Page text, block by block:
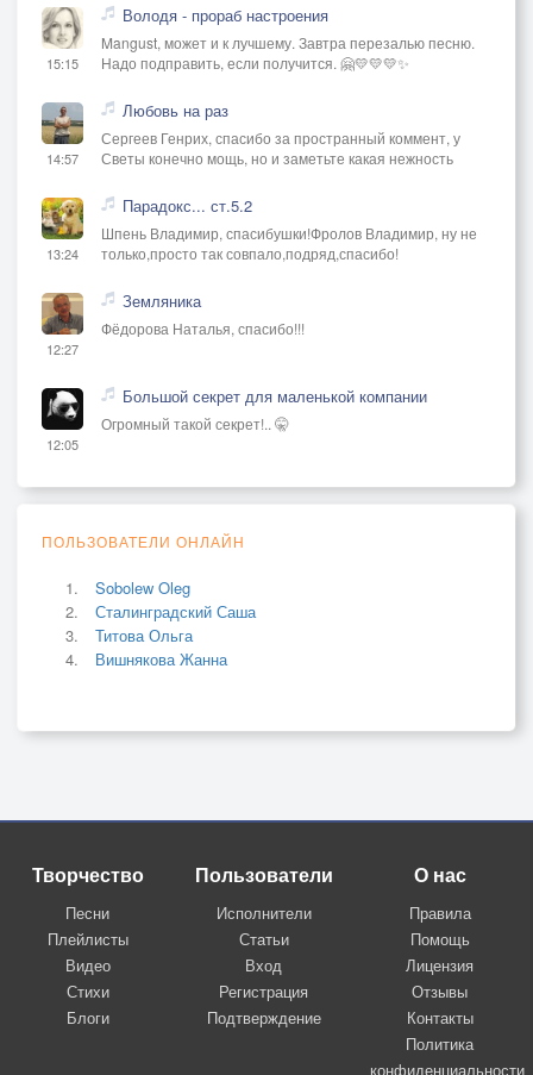
15:15
Володя - прораб настроения
Mangust, может и к лучшему. Завтра перезалью песню.
Надо подправить, если получится. 🤗💛💛💛✨
14:57
Любовь на раз
Сергеев Генрих, спасибо за пространный коммент, у
Светы конечно мощь, но и заметьте какая нежность
13:24
Парадокс... ст.5.2
Шпень Владимир, спасибушки!Фролов Владимир, ну не
только,просто так совпало,подряд,спасибо!
12:27
Земляника
Фёдорова Наталья, спасибо!!!
12:05
Большой секрет для маленькой компании
Огромный такой секрет!.. 🤫
ПОЛЬЗОВАТЕЛИ ОНЛАЙН
Sobolew Oleg
Сталинградский Саша
Титова Ольга
Вишнякова Жанна
Творчество
Песни
Плейлисты
Видео
Стихи
Блоги
Пользователи
Исполнители
Статьи
Вход
Регистрация
Подтверждение
О нас
Правила
Помощь
Лицензия
Отзывы
Контакты
Политика
конфиденциальности